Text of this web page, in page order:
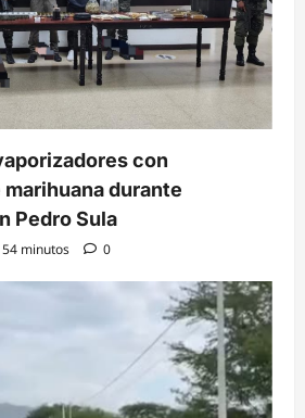
con
durante
Pedro Sula
54 minutos 0